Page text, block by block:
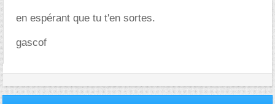
en espérant que tu t'en sortes.
gascof